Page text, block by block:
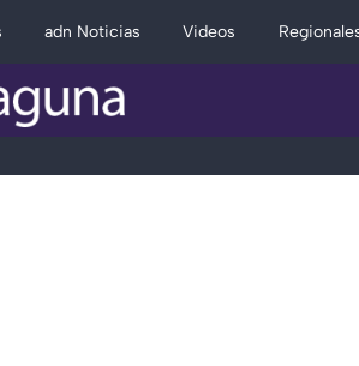
adn Noticias Videos